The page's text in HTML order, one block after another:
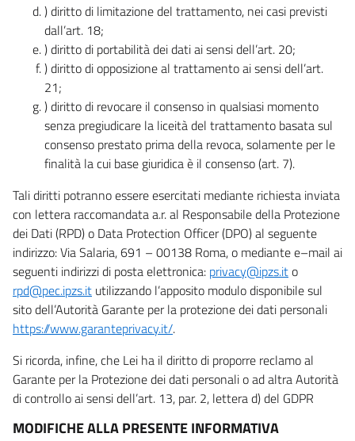
) diritto di limitazione del trattamento, nei casi previsti
dall’art. 18;
) diritto di portabilità dei dati ai sensi dell’art. 20;
) diritto di opposizione al trattamento ai sensi dell’art.
21;
) diritto di revocare il consenso in qualsiasi momento
senza pregiudicare la liceità del trattamento basata sul
consenso prestato prima della revoca, solamente per le
finalità la cui base giuridica è il consenso (art. 7).
Tali diritti potranno essere esercitati mediante richiesta inviata
con lettera raccomandata a.r. al Responsabile della Protezione
dei Dati (RPD) o Data Protection Officer (DPO) al seguente
indirizzo: Via Salaria, 691 – 00138 Roma, o mediante e–mail ai
seguenti indirizzi di posta elettronica: privacy@ipzs.ito
rpd@pec.ipzs.it utilizzando l’apposito modulo disponibile sul
sito dell’Autorità Garante per la protezione dei dati personali
https://www.garanteprivacy.it/.
Si ricorda, infine, che Lei ha il diritto di proporre reclamo al
Garante per la Protezione dei dati personali o ad altra Autorità
di controllo ai sensi dell’art. 13, par. 2, lettera d) del GDPR
MODIFICHE ALLA PRESENTE INFORMATIVA